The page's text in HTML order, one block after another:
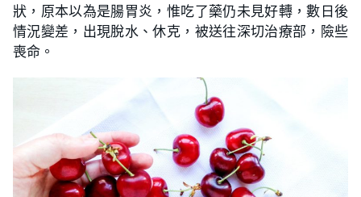
狀，原本以為是腸胃炎，惟吃了藥仍未見好轉，數日後
情況變差，出現脫水、休克，被送往深切治療部，險些
喪命。